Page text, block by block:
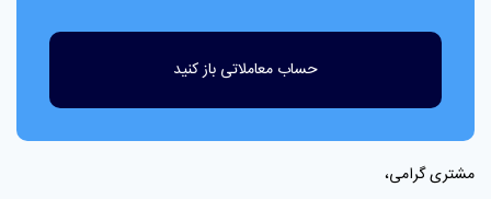
حساب معاملاتی باز کنید
مشتری گرامی،